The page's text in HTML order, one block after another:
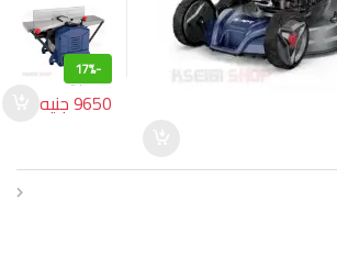
-
17%
9650جنيه
11600جنيه